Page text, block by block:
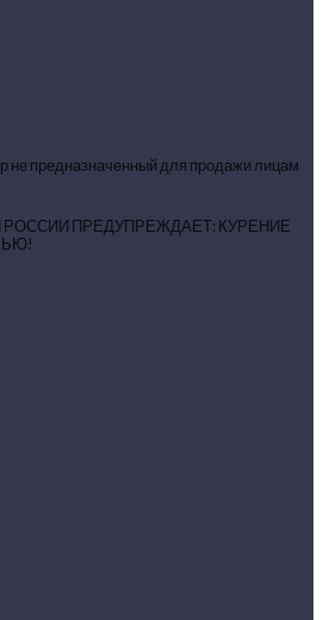
не предназначенный для продажи лицам
ПРЕДУПРЕЖДАЕТ: КУРЕНИЕ